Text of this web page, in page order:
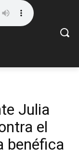
Julia
el
benéfica